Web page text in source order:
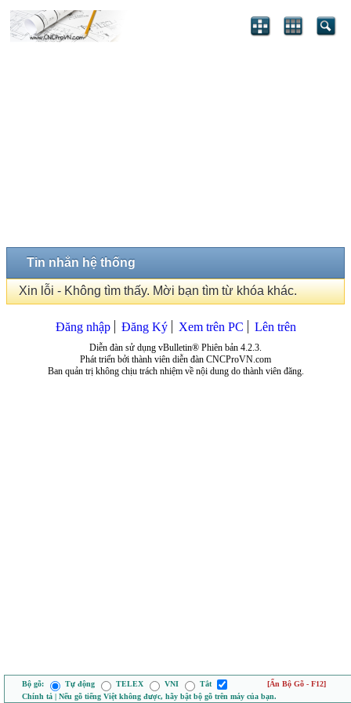
Tin nhắn hệ thống
Xin lỗi - Không tìm thấy. Mời bạn tìm từ khóa khác.
Đăng nhập Đăng Ký Xem trên PC Lên trên
Diễn đàn sử dụng vBulletin® Phiên bản 4.2.3.
Phát triển bởi thành viên diễn đàn CNCProVN.com
Ban quản trị không chịu trách nhiệm về nội dung do thành viên đăng.
Bộ gõ: Tự động TELEX VNI Tắt
[Ẩn Bộ Gõ - F12]
Chính tả | Nếu gõ tiếng Việt không được, hãy bật bộ gõ trên máy của bạn.